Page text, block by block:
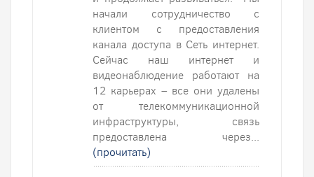
начали сотрудничество с
клиентом с предоставления
канала доступа в Сеть интернет.
Сейчас наш интернет и
видеонаблюдение работают на
12 карьерах – все они удалены
от телекоммуникационной
инфраструктуры, связь
предоставлена через...
(прочитать)